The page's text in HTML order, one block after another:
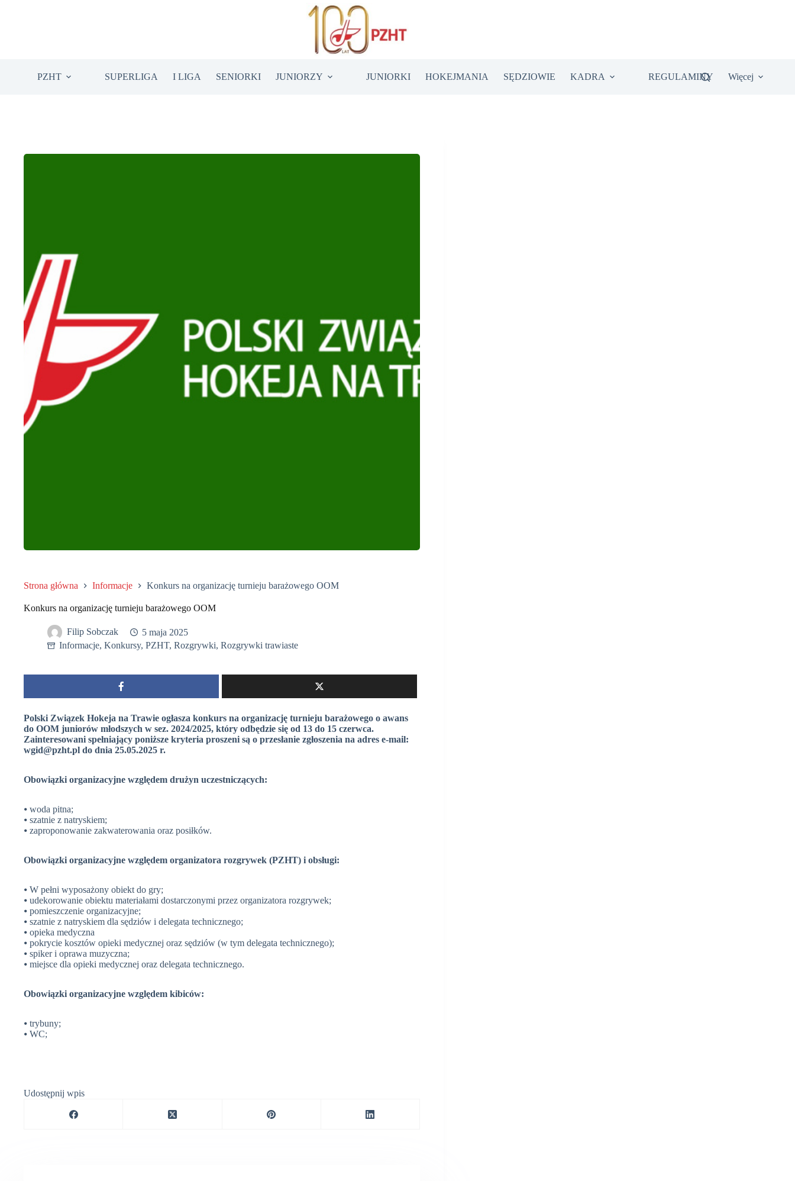
PZHT SUPERLIGA I LIGA SENIORKI JUNIORZY JUNIORKI HOKEJMANIA SĘDZIOWIE KADRA REGULAMINY Więcej
Strona główna Informacje Konkurs na organizację turnieju barażowego OOM
Konkurs na organizację turnieju barażowego OOM
Filip Sobczak
5 maja 2025
Informacje, Konkursy, PZHT, Rozgrywki, Rozgrywki trawiaste
Polski Związek Hokeja na Trawie ogłasza konkurs na organizację turnieju barażowego o awans
do OOM juniorów młodszych w sez. 2024/2025, który odbędzie się od 13 do 15 czerwca.
Zainteresowani spełniający poniższe kryteria proszeni są o przesłanie zgłoszenia na adres e-mail:
wgid@pzht.pl do dnia 25.05.2025 r.
Obowiązki organizacyjne względem drużyn uczestniczących:
⦁ woda pitna;
⦁ szatnie z natryskiem;
⦁ zaproponowanie zakwaterowania oraz posiłków.
Obowiązki organizacyjne względem organizatora rozgrywek (PZHT) i obsługi:
⦁ W pełni wyposażony obiekt do gry;
⦁ udekorowanie obiektu materiałami dostarczonymi przez organizatora rozgrywek;
⦁ pomieszczenie organizacyjne;
⦁ szatnie z natryskiem dla sędziów i delegata technicznego;
⦁ opieka medyczna
⦁ pokrycie kosztów opieki medycznej oraz sędziów (w tym delegata technicznego);
⦁ spiker i oprawa muzyczna;
⦁ miejsce dla opieki medycznej oraz delegata technicznego.
Obowiązki organizacyjne względem kibiców:
⦁ trybuny;
⦁ WC;
Udostępnij wpis